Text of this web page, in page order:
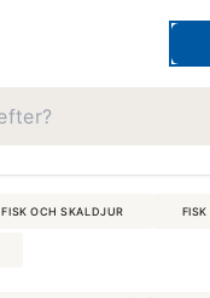
FISK OCH SKALDJUR FISK